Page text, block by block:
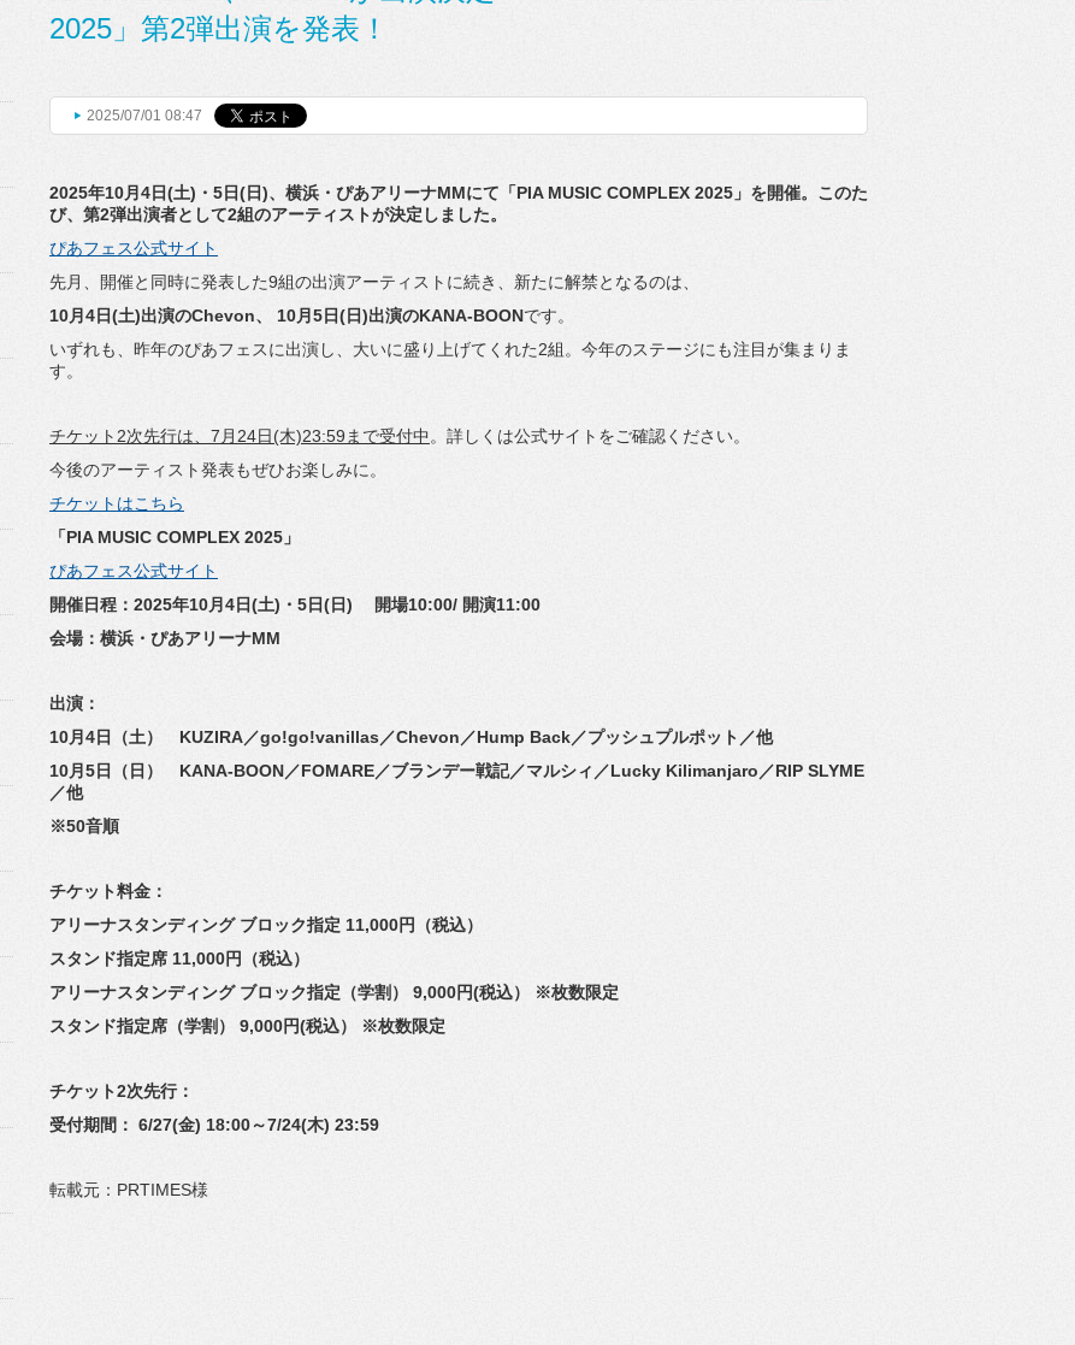
2025」第2弾出演を発表！
2025/07/01 08:47
2025年10月4日(土)・5日(日)、横浜・ ぴあアリーナMMにて「PIA MUSIC COMPLEX 2025」を開催。このた
び、 第2弾出演者として2組のアーティストが決定しました。
ぴあフェス公式サイト
先月、開催と同時に発表した9組の出演アーティストに続き、 新たに解禁となるのは、
10月4日(土)出演のChevon、 10月5日(日)出演のKANA-BOONです。
いずれも、昨年のぴあフェスに出演し、 大いに盛り上げてくれた2組。 今年のステージにも注目が集まりま
す。
チケット2次先行は、7月24日(木)23:59まで受付中 。 詳しくは公式サイトをご確認ください。
今後のアーティスト発表もぜひお楽しみに。
チケットはこちら
「PIA MUSIC COMPLEX 2025」
ぴあフェス公式サイト
開催日程：2025年10月4日(土)・5日(日) 開場10:00/ 開演11:00
会場：横浜・ぴあアリーナMM
出演：
10月4日（土） KUZIRA／go!go!vanillas／Chevon／Hump Back／プッシュプルポット／他
10月5日（日） KANA-BOON／FOMARE／ブランデー戦記／マルシィ／Lucky Kilimanjaro／RIP SLYME
／他
※50音順
チケット料金：
アリーナスタンディング ブロック指定 11,000円（税込）
スタンド指定席 11,000円（税込）
アリーナスタンディング ブロック指定（学割） 9,000円(税込） ※枚数限定
スタンド指定席（学割） 9,000円(税込） ※枚数限定
チケット2次先行：
受付期間： 6/27(金) 18:00～7/24(木) 23:59
転載元：PRTIMES様